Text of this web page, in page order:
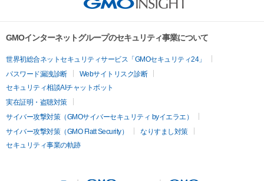
GMOインターネットグループのセキュリティ事業について
世界初総合ネットセキュリティサービス「GMOセキュリティ24」
パスワード漏洩診断
Webサイトリスク診断
セキュリティ相談AIチャットボット
実在証明・盗聴対策
サイバー攻撃対策（GMOサイバーセキュリティ byイエラエ）
サイバー攻撃対策（GMO Flatt Security）
なりすまし対策
セキュリティ事業の軌跡